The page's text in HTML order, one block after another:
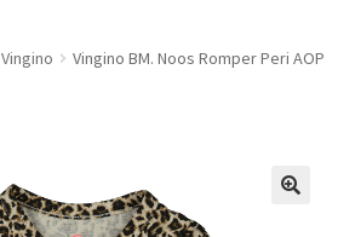
Vingino
Vingino BM. Noos Romper Peri AOP